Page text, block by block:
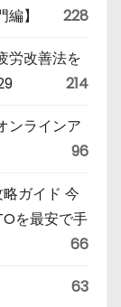
】 228
労改善法を
214
ンラインア
96
ガイド 今
を最安で手
66
63